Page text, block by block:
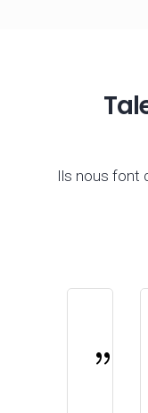
Ils nous font